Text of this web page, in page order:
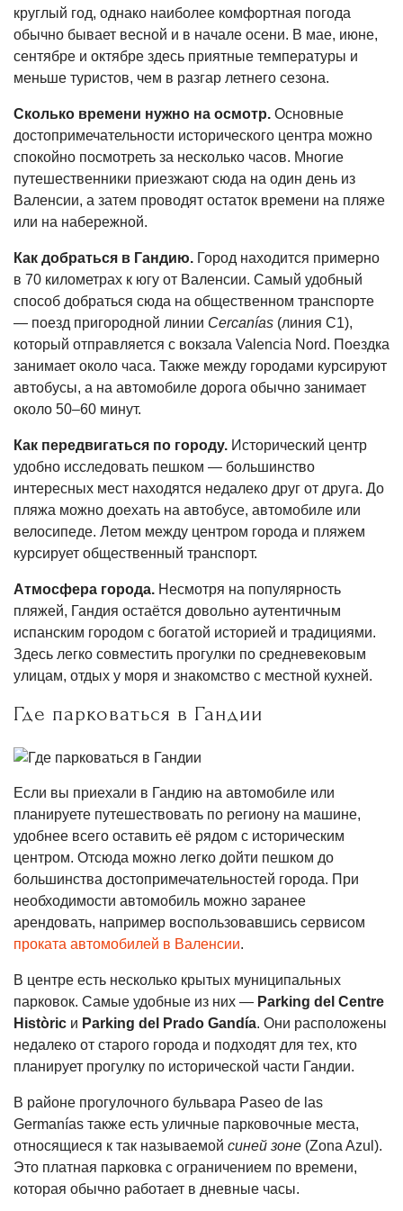
круглый год, однако наиболее комфортная погода
обычно бывает весной и в начале осени. В мае, июне,
сентябре и октябре здесь приятные температуры и
меньше туристов, чем в разгар летнего сезона.
Сколько времени нужно на осмотр. Основные
достопримечательности исторического центра можно
спокойно посмотреть за несколько часов. Многие
путешественники приезжают сюда на один день из
Валенсии, а затем проводят остаток времени на пляже
или на набережной.
Как добраться в Гандию. Город находится примерно
в 70 километрах к югу от Валенсии. Самый удобный
способ добраться сюда на общественном транспорте
— поезд пригородной линии Cercanías (линия C1),
который отправляется с вокзала Valencia Nord. Поездка
занимает около часа. Также между городами курсируют
автобусы, а на автомобиле дорога обычно занимает
около 50–60 минут.
Как передвигаться по городу. Исторический центр
удобно исследовать пешком — большинство
интересных мест находятся недалеко друг от друга. До
пляжа можно доехать на автобусе, автомобиле или
велосипеде. Летом между центром города и пляжем
курсирует общественный транспорт.
Атмосфера города. Несмотря на популярность
пляжей, Гандия остаётся довольно аутентичным
испанским городом с богатой историей и традициями.
Здесь легко совместить прогулки по средневековым
улицам, отдых у моря и знакомство с местной кухней.
Где парковаться в Гандии
Если вы приехали в Гандию на автомобиле или
планируете путешествовать по региону на машине,
удобнее всего оставить её рядом с историческим
центром. Отсюда можно легко дойти пешком до
большинства достопримечательностей города. При
необходимости автомобиль можно заранее
арендовать, например воспользовавшись сервисом
проката автомобилей в Валенсии.
В центре есть несколько крытых муниципальных
парковок. Самые удобные из них — Parking del Centre
Històric и Parking del Prado Gandía. Они расположены
недалеко от старого города и подходят для тех, кто
планирует прогулку по исторической части Гандии.
В районе прогулочного бульвара Paseo de las
Germanías также есть уличные парковочные места,
относящиеся к так называемой синей зоне (Zona Azul).
Это платная парковка с ограничением по времени,
которая обычно работает в дневные часы.